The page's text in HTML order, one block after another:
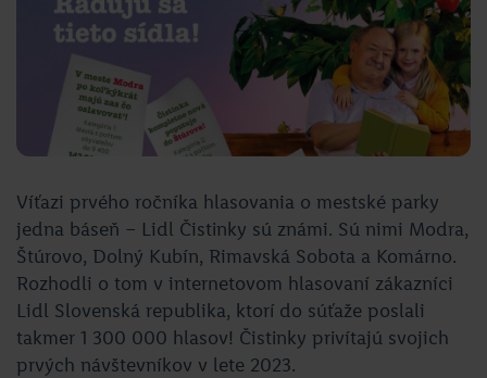
Víťazi prvého ročníka hlasovania o mestské parky
jedna báseň – Lidl Čistinky sú známi. Sú nimi Modra,
Štúrovo, Dolný Kubín, Rimavská Sobota a Komárno.
Rozhodli o tom v internetovom hlasovaní zákazníci
Lidl Slovenská republika, ktorí do súťaže poslali
takmer 1 300 000 hlasov! Čistinky privítajú svojich
prvých návštevníkov v lete 2023.